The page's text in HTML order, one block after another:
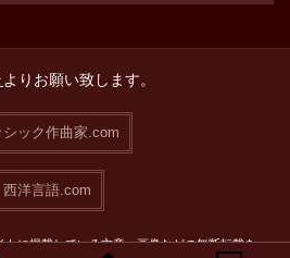
よりお願い致します。
シック作曲家.com
西洋言語.com
に掲載している文章・画像などの無断転載を